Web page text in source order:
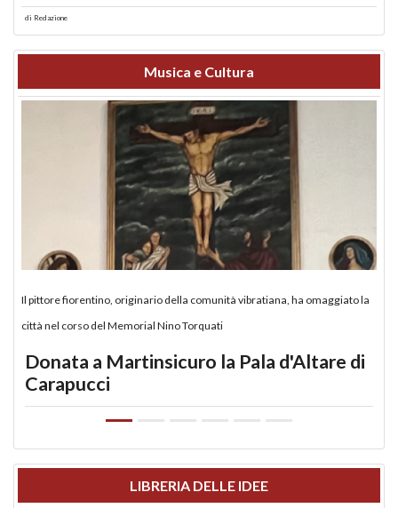
di Redazione
Musica e Cultura
Il pittore fiorentino, originario della comunità vibratiana, ha omaggiato la
città nel corso del Memorial Nino Torquati
Donata a Martinsicuro la Pala d'Altare di
Carapucci
LIBRERIA DELLE IDEE